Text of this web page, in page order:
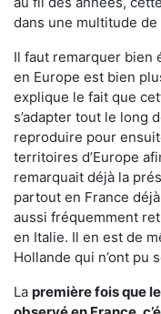
dans une multitude
Il faut remarquer bien
en Europe est bien
explique le fait que
s’adapter tout le long
reproduire pour
territoires d’Europe
remarquait déjà la
partout en France
aussi fréquemment
en Italie. Il en est de
Hollande qui n’ont pu
La première fois que